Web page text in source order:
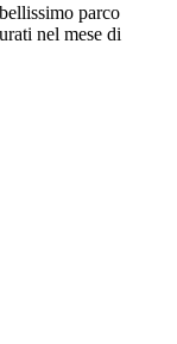
parco
nel mese di